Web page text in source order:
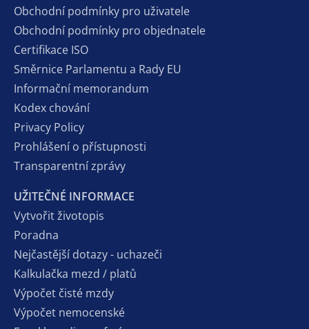
Obchodní podmínky pro uživatele
Obchodní podmínky pro objednatele
Certifikace ISO
Směrnice Parlamentu a Rady EU
Informační memorandum
Kodex chování
Privacy Policy
Prohlášení o přístupnosti
Transparentní zprávy
UŽITEČNÉ INFORMACE
Vytvořit životopis
Poradna
Nejčastější dotazy - uchazeči
Kalkulačka mezd / platů
Výpočet čisté mzdy
Výpočet nemocenské